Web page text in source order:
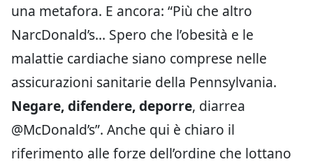
una metafora. E ancora: “Più che altro
NarcDonald’s… Spero che l’obesità e le
malattie cardiache siano comprese nelle
assicurazioni sanitarie della Pennsylvania.
Negare, difendere, deporre, diarrea
@McDonald’s”. Anche qui è chiaro il
riferimento alle forze dell’ordine che lottano